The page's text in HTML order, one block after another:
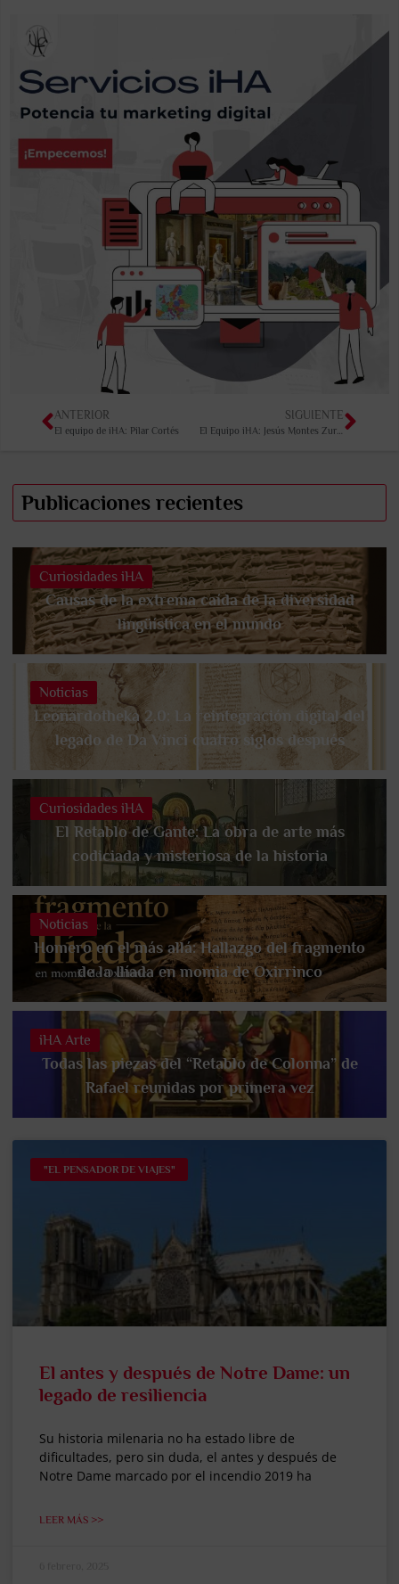
ANTERIOR
El equipo de iHA: Pilar Cortés
SIGUIENTE
El Equipo iHA: Jesús Montes Zurita
Publicaciones recientes
Curiosidades iHA
Causas de la extrema caída de la diversidad
lingüística en el mundo
Noticias
Leonardotheka 2.0: La reintegración digital del
legado de Da Vinci cuatro siglos después
Curiosidades iHA
El Retablo de Gante: La obra de arte más
codiciada y misteriosa de la historia
Noticias
Homero en el más allá: Hallazgo del fragmento
de la Ilíada en momia de Oxirrinco
iHA Arte
Todas las piezas del “Retablo de Colonna” de
Rafael reunidas por primera vez
"EL PENSADOR DE VIAJES"
El antes y después de Notre Dame: un
legado de resiliencia
Su historia milenaria no ha estado libre de
dificultades, pero sin duda, el antes y después de
Notre Dame marcado por el incendio 2019 ha
LEER MÁS >>